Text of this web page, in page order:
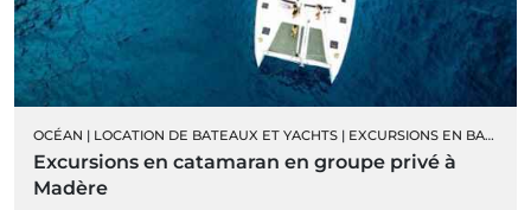
OCÉAN | LOCATION DE BATEAUX ET YACHTS | EXCURSIONS EN BATEAU
Excursions en catamaran en groupe privé à
Madère